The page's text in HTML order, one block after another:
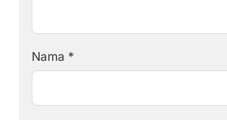
Nama *